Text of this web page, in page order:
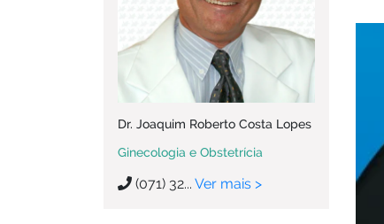
Dr. Joaquim Roberto Costa Lopes
Ginecologia e Obstetrícia
(071) 32... Ver mais >